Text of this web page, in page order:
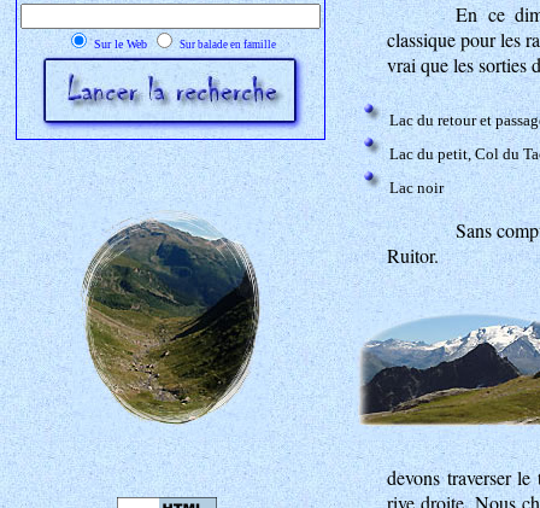
Sur le Web Sur balade en famille
En ce
classique pour les
vrai que les sorties
Lac du retour et
Lac du petit, Col du
Lac noir
Sans
Ruitor.
devons traverser
rive droite. Nous